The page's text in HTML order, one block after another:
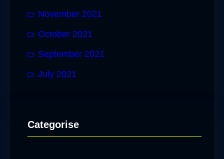
November 2021
October 2021
September 2021
July 2021
Categorise